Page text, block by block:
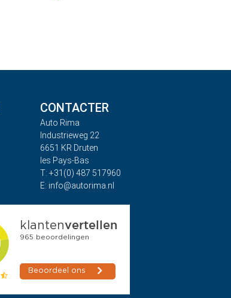
CONTACTER
Auto Rima
Industrieweg 22
6651 KR Druten
les Pays-Bas
T: +31(0) 487 517960
E: info@autorima.nl